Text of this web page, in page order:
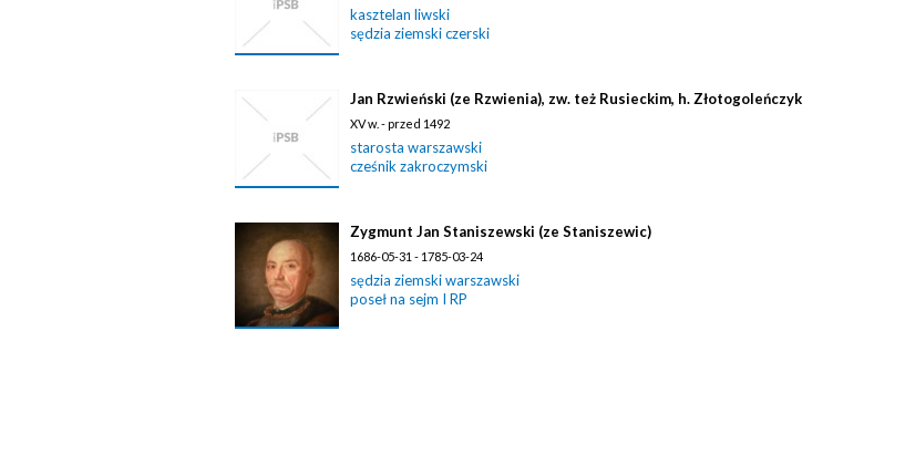
kasztelan liwski
sędzia ziemski czerski
Jan Rzwieński (ze Rzwienia), zw. też Rusieckim, h. Złotogoleńczyk
XV w. - przed 1492
starosta warszawski
cześnik zakroczymski
Zygmunt Jan Staniszewski (ze Staniszewic)
1686-05-31 - 1785-03-24
sędzia ziemski warszawski
poseł na sejm I RP